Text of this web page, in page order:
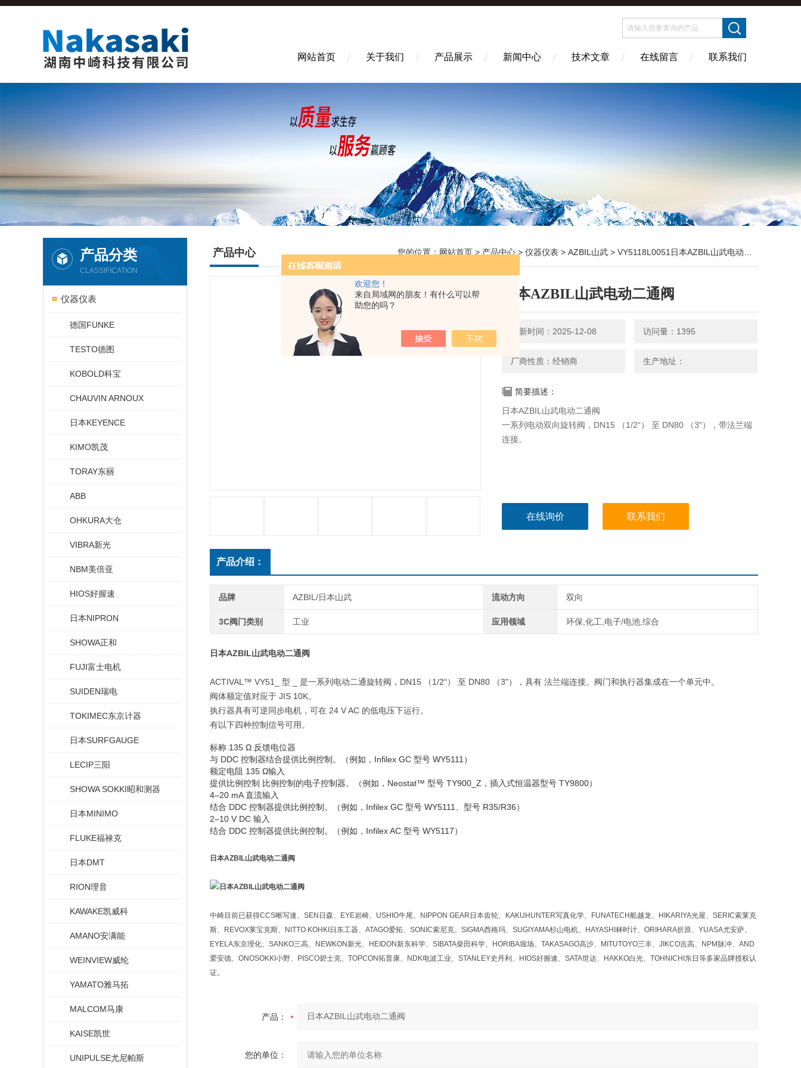
欢迎您！
来自局域网的朋友！有什么可以帮
助您的吗？
网站首页 关于我们 产品展示 新闻中心 技术文章 在线留言 联系我们
产品分类
CLASSIFICATION
仪器仪表
德国FUNKE
TESTO德图
KOBOLD科宝
CHAUVIN ARNOUX
日本KEYENCE
KIMO凯茂
TORAY东丽
ABB
OHKURA大仓
VIBRA新光
NBM美倍亚
HIOS好握速
日本NIPRON
SHOWA正和
FUJI富士电机
SUIDEN瑞电
TOKIMEC东京计器
日本SURFGAUGE
LECIP三阳
SHOWA SOKKI昭和测器
日本MINIMO
FLUKE福禄克
日本DMT
RION理音
KAWAKE凯威科
AMANO安满能
WEINVIEW威纶
YAMATO雅马拓
MALCOM马康
KAISE凯世
UNIPULSE尤尼帕斯
产品中心 您的位置： 网站首页 > 产品中心 > 仪器仪表 > AZBIL山武 > VY5118L0051日本AZBIL山武电动二通阀
日本AZBIL山武电动二通阀
更新时间：2025-12-08 访问量：1395
厂商性质：经销商 生产地址：
简要描述：
日本AZBIL山武电动二通阀
一系列电动双向旋转阀，DN15 （1/2“） 至 DN80 （3"），带法兰端
连接。
在线询价 联系我们
产品介绍：
品牌 AZBIL/日本山武 流动方向 双向
3C阀门类别 工业 应用领域 环保,化工,电子/电池,综合
日本AZBIL山武电动二通阀
ACTIVAL™ VY51_ 型 _ 是一系列电动二通旋转阀，DN15 （1/2“） 至 DN80 （3"），具有 法兰端连接。阀门和执行器集成在一个单元中。
阀体额定值对应于 JIS 10K。
执行器具有可逆同步电机，可在 24 V AC 的低电压下运行。
有以下四种控制信号可用。
标称 135 Ω 反馈电位器
与 DDC 控制器结合提供比例控制。（例如，Infilex GC 型号 WY5111）
额定电阻 135 Ω输入
提供比例控制 比例控制的电子控制器。（例如，Neostat™ 型号 TY900_Z，插入式恒温器型号 TY9800）
4–20 mA 直流输入
结合 DDC 控制器提供比例控制。（例如，Infilex GC 型号 WY5111、型号 R35/R36）
2–10 V DC 输入
结合 DDC 控制器提供比例控制。（例如，Infilex AC 型号 WY5117）
日本AZBIL山武电动二通阀
中崎目前已获得CCS晰写速、SEN日森、EYE岩崎、USHIO牛尾、NIPPON GEAR日本齿轮、KAKUHUNTER写真化学、FUNATECH船越龙、HIKARIYA光屋、SERIC索莱克
斯、REVOX莱宝克斯、NITTO KOHKI日东工器、ATAGO爱拓、SONIC索尼克、SIGMA西格玛、SUGIYAMA杉山电机、HAYASHI林时计、ORIHARA折原、YUASA尤安萨、
EYELA东京理化、SANKO三高、NEWKON新光、HEIDON新东科学、SIBATA柴田科学、HORIBA堀场、TAKASAGO高沙、MITUTOYO三丰、JIKCO吉高、NPM脉冲、AND
爱安德、ONOSOKKI小野、PISCO碧士克、TOPCON拓普康、NDK电波工业、STANLEY史丹利、HIOS好握速、SATA世达、HAKKO白光、TOHNICHI东日等多家品牌授权认
证。
产品：
您的单位：